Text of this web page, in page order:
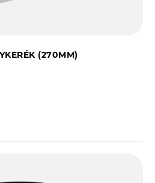
(270MM)